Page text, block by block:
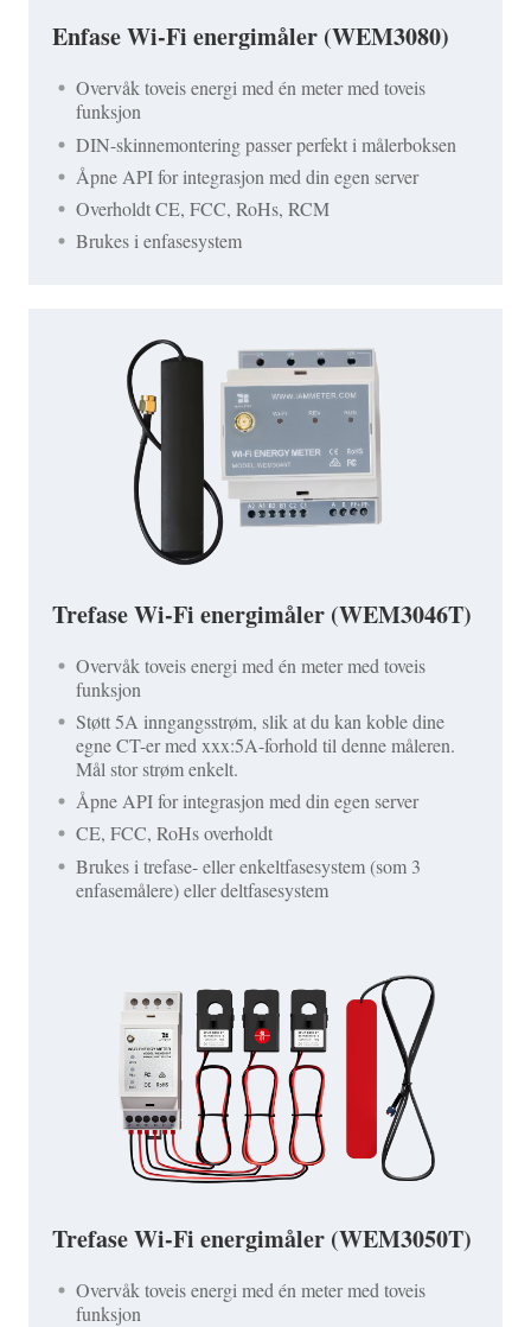
Enfase Wi-Fi energimåler (WEM3080)
Overvåk toveis energi med én meter med toveis
funksjon
DIN-skinnemontering passer perfekt i målerboksen
Åpne API for integrasjon med din egen server
Overholdt CE, FCC, RoHs, RCM
Brukes i enfasesystem
Trefase Wi-Fi energimåler (WEM3046T)
Overvåk toveis energi med én meter med toveis
funksjon
Støtt 5A inngangsstrøm, slik at du kan koble dine
egne CT-er med xxx:5A-forhold til denne måleren.
Mål stor strøm enkelt.
Åpne API for integrasjon med din egen server
CE, FCC, RoHs overholdt
Brukes i trefase- eller enkeltfasesystem (som 3
enfasemålere) eller deltfasesystem
Trefase Wi-Fi energimåler (WEM3050T)
Overvåk toveis energi med én meter med toveis
funksjon